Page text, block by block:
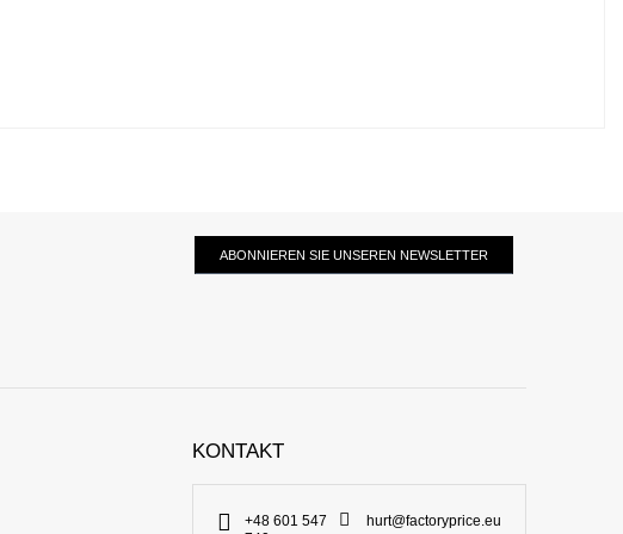
ABONNIEREN SIE UNSEREN NEWSLETTER
KONTAKT
+48 601 547
hurt@factoryprice.eu